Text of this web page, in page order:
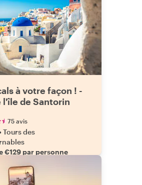
à votre façon ! -
l'île de Santorin
75 avis
Tours des
€129 par personne